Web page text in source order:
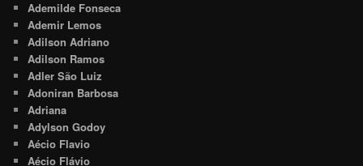
Ademilde Fonseca
Ademir Lemos
Adilson Adriano
Adilson Ramos
Adler São Luiz
Adoniran Barbosa
Adriana
Adylson Godoy
Aécio Flavio
Aécio Flávio